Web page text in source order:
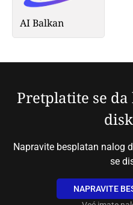
AI Balkan
Pretplatite se
Napravite besplatan nalog
se
NAPRAVITE